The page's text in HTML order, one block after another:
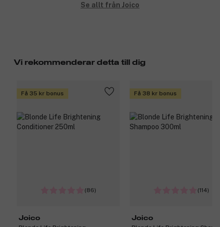
Se allt från Joico
Vi rekommenderar detta till dig
Få 35 kr bonus
(86)
Joico
Få 38 kr bonus
(114)
Joico